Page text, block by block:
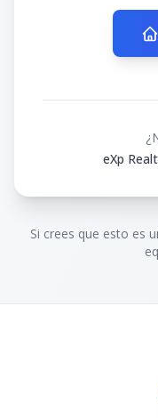
eXp
Si crees que esto es